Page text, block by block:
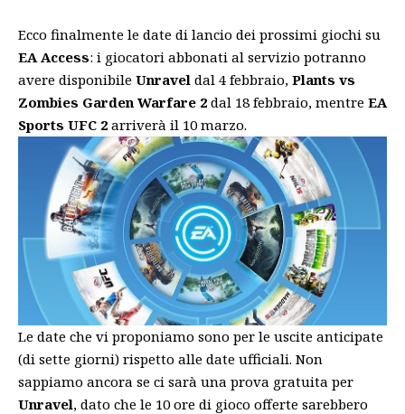
Ecco finalmente le date di lancio dei prossimi giochi su
EA Access: i giocatori abbonati al servizio potranno
avere disponibile Unravel dal 4 febbraio, Plants vs
Zombies Garden Warfare 2 dal 18 febbraio, mentre EA
Sports UFC 2 arriverà il 10 marzo.
Le date che vi proponiamo sono per le uscite anticipate
(di sette giorni) rispetto alle date ufficiali. Non
sappiamo ancora se ci sarà una prova gratuita per
Unravel, dato che le 10 ore di gioco offerte sarebbero